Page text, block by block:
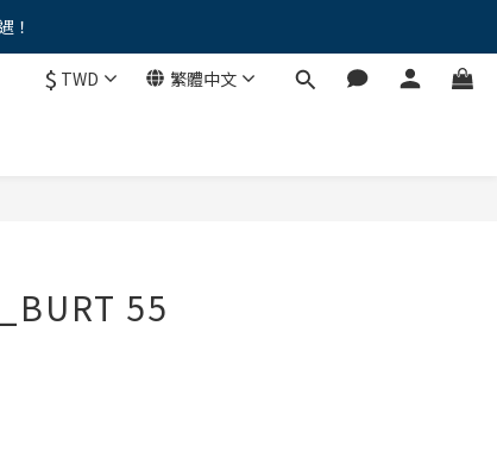
！
$ TWD 繁體中文
55